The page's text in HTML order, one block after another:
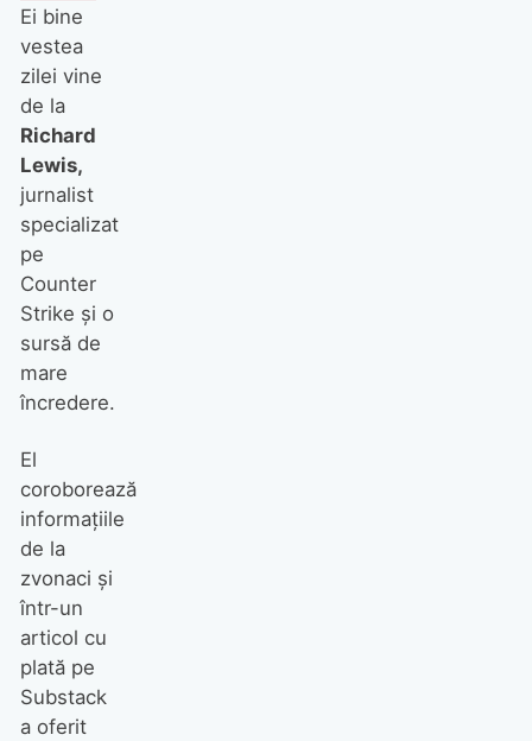
Ei bine
vestea
zilei vine
de la
Richard
Lewis,
jurnalist
specializat
pe
Counter
Strike şi o
sursă de
mare
încredere.
El
coroborează
informaţiile
de la
zvonaci şi
într-un
articol cu
plată pe
Substack
a oferit